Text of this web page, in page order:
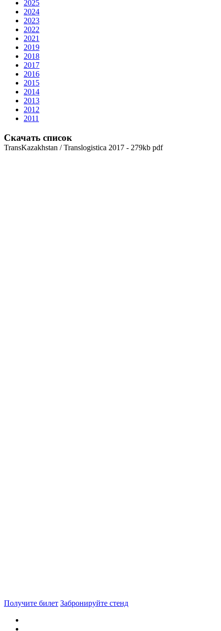
2025
2024
2023
2022
2021
2019
2018
2017
2016
2015
2014
2013
2012
2011
Скачать список
TransKazakhstan / Translogistica 2017 - 279kb pdf
Получите билет Забронируйте стенд